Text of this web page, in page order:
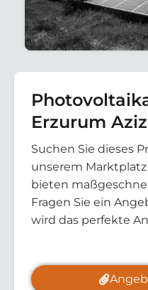
Erzurum
Suchen Sie dieses
unserem
bieten
Fragen Sie ein
wird das perfekte